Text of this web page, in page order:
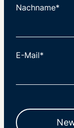
Nachname*
E-Mail*